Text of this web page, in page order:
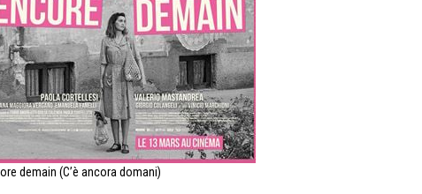
demain (C’è ancora domani)